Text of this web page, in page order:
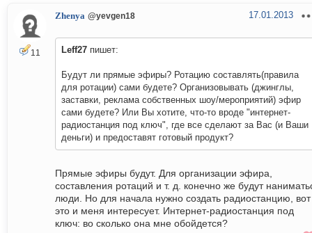
11
Zhenya @yevgen18 17.01.2013
Leff27 пишет:
Будут ли прямые эфиры? Ротацию составлять(правила
для ротации) сами будете? Организовывать (джинглы,
заставки, реклама собственных шоу/мероприятий) эфир
сами будете? Или Вы хотите, что-то вроде "интернет-
радиостанция под ключ", где все сделают за Вас (и Ваши
деньги) и предоставят готовый продукт?
Прямые эфиры будут. Для организации эфира,
составления ротаций и т. д. конечно же будут
люди. Но для начала нужно создать радиостанцию, вот
это и меня интересует. Интернет-радиостанция под
ключ: во сколько она мне обойдется?